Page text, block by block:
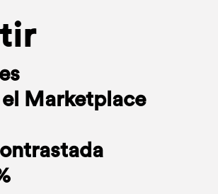
Marketplace